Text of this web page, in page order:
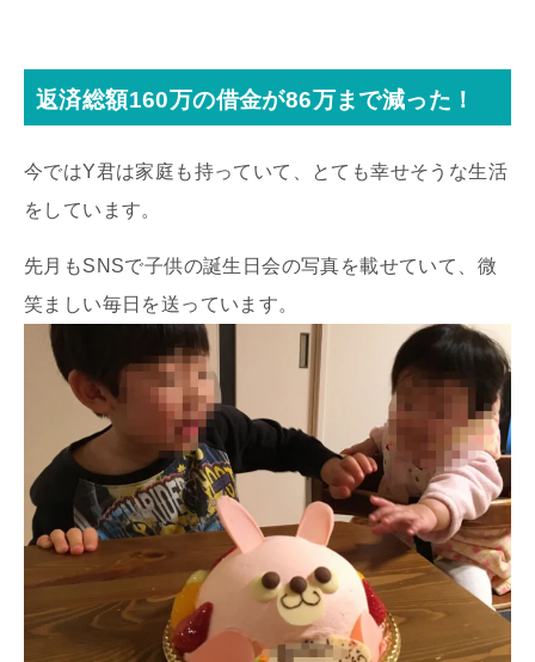
返済総額160万の借金が86万まで減った！
今ではY君は家庭も持っていて、とても幸せそうな生活
をしています。
先月もSNSで子供の誕生日会の写真を載せていて、微
笑ましい毎日を送っています。